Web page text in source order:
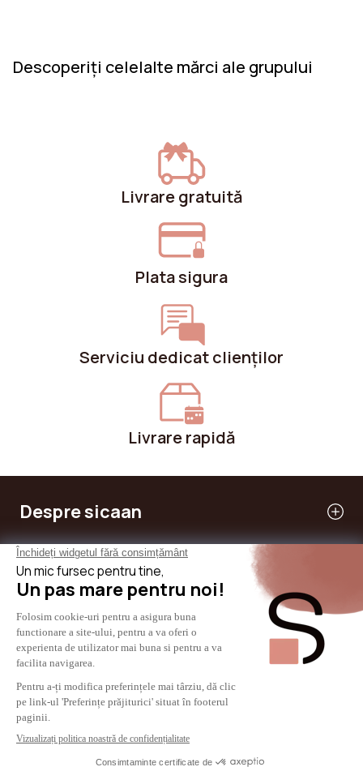
Descoperiți celelalte mărci ale grupului
Livrare gratuită
Plata sigura
Serviciu dedicat clienților
Livrare rapidă
Despre sicaan
Serviciile noastre
Am nevoie de ajutor
Internaţional
© 2024 - SICAAN
Termeni și Conditii Generale
Politica de confidențialitate
Politica de cookie-uri